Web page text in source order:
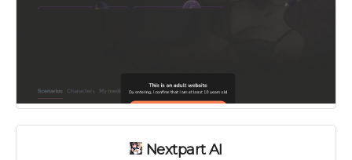
Nextpart AI